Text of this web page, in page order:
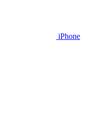
iPhone